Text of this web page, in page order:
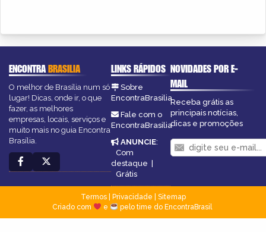
ENCONTRABRASILIA
O melhor de Brasília num só
lugar! Dicas, onde ir, o que
fazer, as melhores
empresas, locais, serviços e
muito mais no guia Encontra
Brasília.
LINKS RÁPIDOS
Sobre
EncontraBrasilia
Fale com o
EncontraBrasilia
ANUNCIE:
Com
destaque |
Grátis
NOVIDADES POR E-
MAIL
Receba grátis as
principais notícias,
dicas e promoções
Termos| Privacidade
Sitemap
Criado com
e pelo time do EncontraBrasil